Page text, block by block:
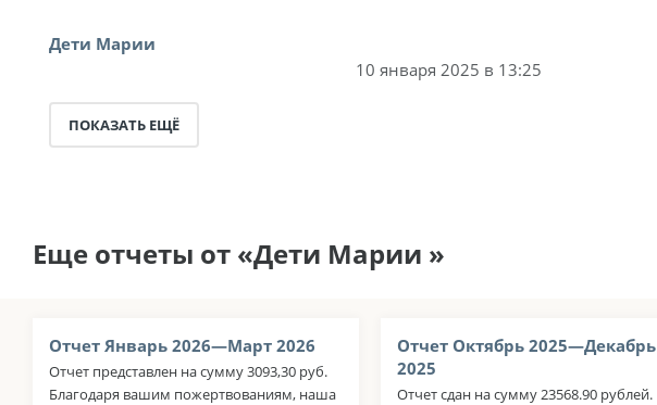
Дети Марии
10 января 2025 в 13:25
ПОКАЗАТЬ ЕЩЁ
Еще отчеты от «Дети Марии »
Отчет Январь 2026—Март 2026
Отчет представлен на сумму 3093,30 руб.
Благодаря вашим пожертвованиям, наша
Отчет Октябрь 2025—Декабрь
2025
Отчет сдан на сумму 23568.90 рублей.